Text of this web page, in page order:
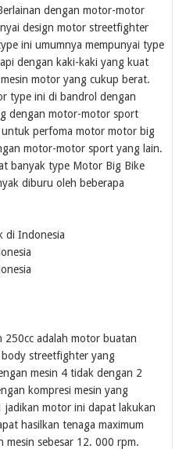
dengan motor-motor
design motor streetfighter
ini umumnya mempunyai type
dengan kaki-kaki yang kuat
motor yang cukup berat.
type ini di bandrol dengan
dengan motor-motor sport
perfoma motor motor big
motor-motor sport yang lain.
banyak type Motor Big Bike
diburu oleh beberapa
di Indonesia
250cc adalah motor buatan
body streetfighter yang
mesin 4 tidak dengan 2
kompresi mesin yang
jadikan motor ini dapat lakukan
hasilkan tenaga maximum
mesin sebesar 12. 000 rpm.